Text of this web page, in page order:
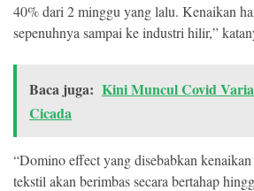
40% dari 2 minggu yang lalu. Kenaikan
sepenuhnya sampai ke industri hilir,”
Baca juga: Kini Muncul Covid
Cicada
“Domino effect yang disebabkan
tekstil akan berimbas secara bertahap